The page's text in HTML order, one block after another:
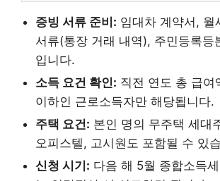
증빙 서류 준비: 임대차 계약서, 월
서류(통장 거래 내역), 주민등록등
입니다.
소득 요건 확인: 직전 연도 총 급여
이하인 근로소득자만 해당됩니다.
주택 요건: 본인 명의 무주택 세대
오피스텔, 고시원도 포함될 수 있
신청 시기: 다음 해 5월 종합소득